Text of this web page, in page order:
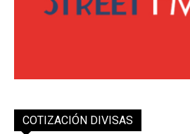
COTIZACIÓN DIVISAS